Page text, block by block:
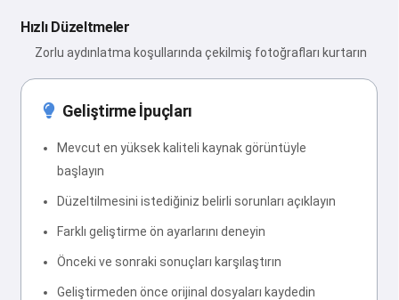
Hızlı Düzeltmeler
Zorlu aydınlatma koşullarında çekilmiş fotoğrafları kurtarın
Geliştirme İpuçları
Mevcut en yüksek kaliteli kaynak görüntüyle
başlayın
Düzeltilmesini istediğiniz belirli sorunları açıklayın
Farklı geliştirme ön ayarlarını deneyin
Önceki ve sonraki sonuçları karşılaştırın
Geliştirmeden önce orijinal dosyaları kaydedin